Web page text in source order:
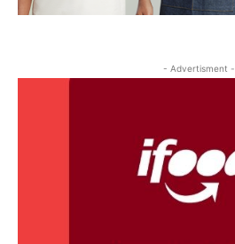
- Advertisment -